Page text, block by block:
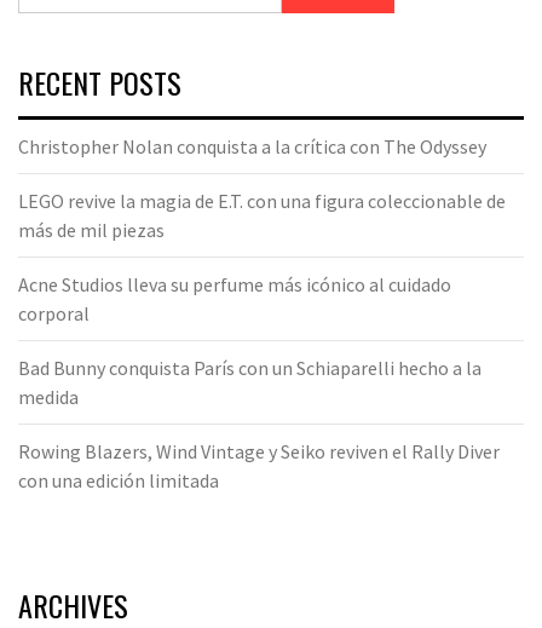
RECENT POSTS
Christopher Nolan conquista a la crítica con The Odyssey
LEGO revive la magia de E.T. con una figura coleccionable de
más de mil piezas
Acne Studios lleva su perfume más icónico al cuidado
corporal
Bad Bunny conquista París con un Schiaparelli hecho a la
medida
Rowing Blazers, Wind Vintage y Seiko reviven el Rally Diver
con una edición limitada
ARCHIVES